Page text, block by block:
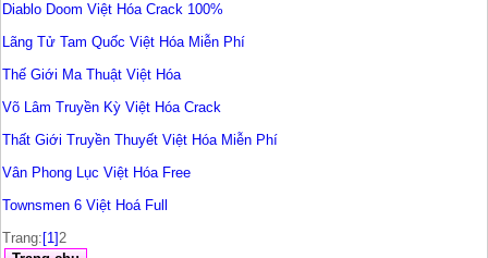
Diablo Doom Việt Hóa Crack 100%
Lãng Tử Tam Quốc Việt Hóa Miễn Phí
Thế Giới Ma Thuật Việt Hóa
Võ Lâm Truyền Kỳ Việt Hóa Crack
Thất Giới Truyền Thuyết Việt Hóa Miễn Phí
Vân Phong Lục Việt Hóa Free
Townsmen 6 Việt Hoá Full
Trang: [1]2